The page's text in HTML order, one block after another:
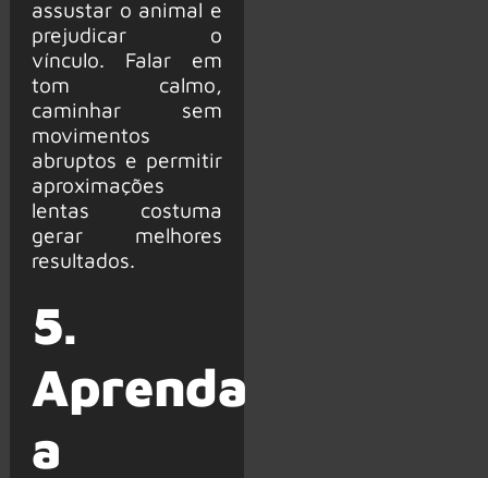
assustar o animal e
prejudicar o
vínculo. Falar em
tom calmo,
caminhar sem
movimentos
abruptos e permitir
aproximações
lentas costuma
gerar melhores
resultados.
5.
Aprenda
a